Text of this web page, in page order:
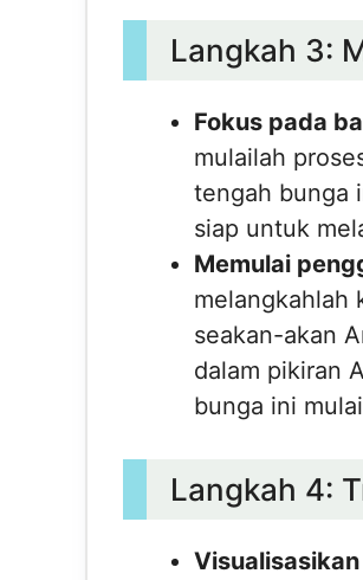
Langkah 3:
Fokus pada
mulailah
tengah bunga
siap untuk
Memulai
melangkahlah
seakan-akan
dalam pikiran
bunga ini
Langkah 4: